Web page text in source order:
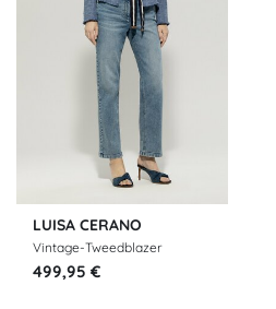
LUISA CERANO
Vintage-Tweedblazer
499,95 €